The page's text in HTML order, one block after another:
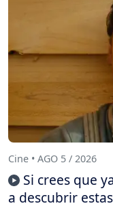
Cine • AGO 5 / 2026
Si crees que
a descubrir